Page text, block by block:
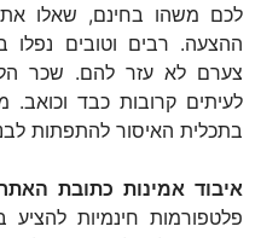
לכם משהו בחינם, שאלו
ההצעה. רבים וטובים
צערם לא עזר להם. שכר
לעיתים קרובות כבד
בתכלית האיסור להתפתות
איבוד אמינות כתובת
פלטפורמות חינמיות להציע